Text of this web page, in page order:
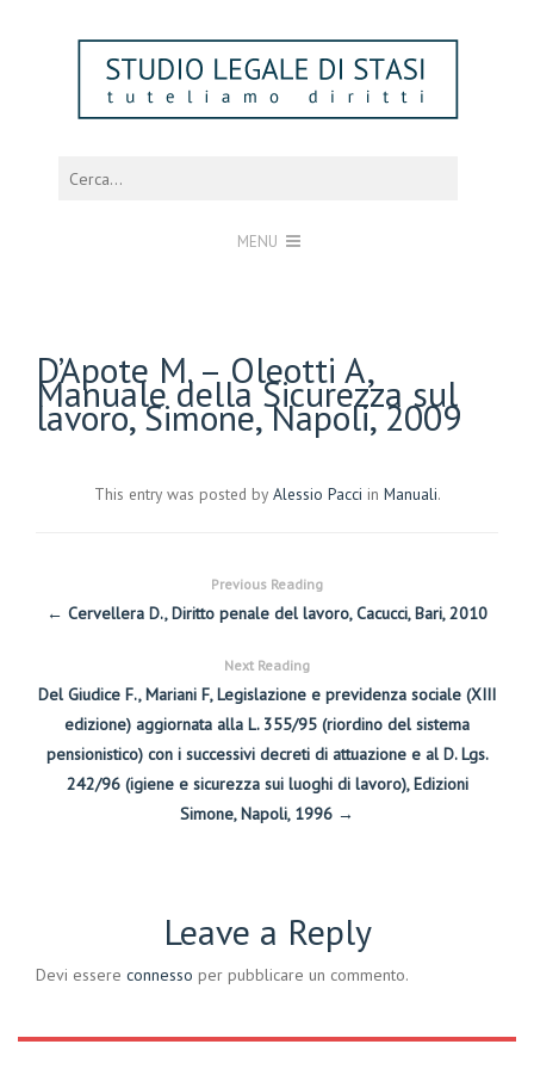
MENU
D’Apote M. – Oleotti A,
Manuale della Sicurezza sul
lavoro, Simone, Napoli, 2009
This entry was posted by Alessio Pacci in Manuali.
Previous Reading
← Cervellera D., Diritto penale del lavoro, Cacucci, Bari, 2010
Next Reading
Del Giudice F., Mariani F, Legislazione e previdenza sociale (XIII
edizione) aggiornata alla L. 355/95 (riordino del sistema
pensionistico) con i successivi decreti di attuazione e al D. Lgs.
242/96 (igiene e sicurezza sui luoghi di lavoro), Edizioni
Simone, Napoli, 1996 →
Leave a Reply
Devi essere connesso per pubblicare un commento.